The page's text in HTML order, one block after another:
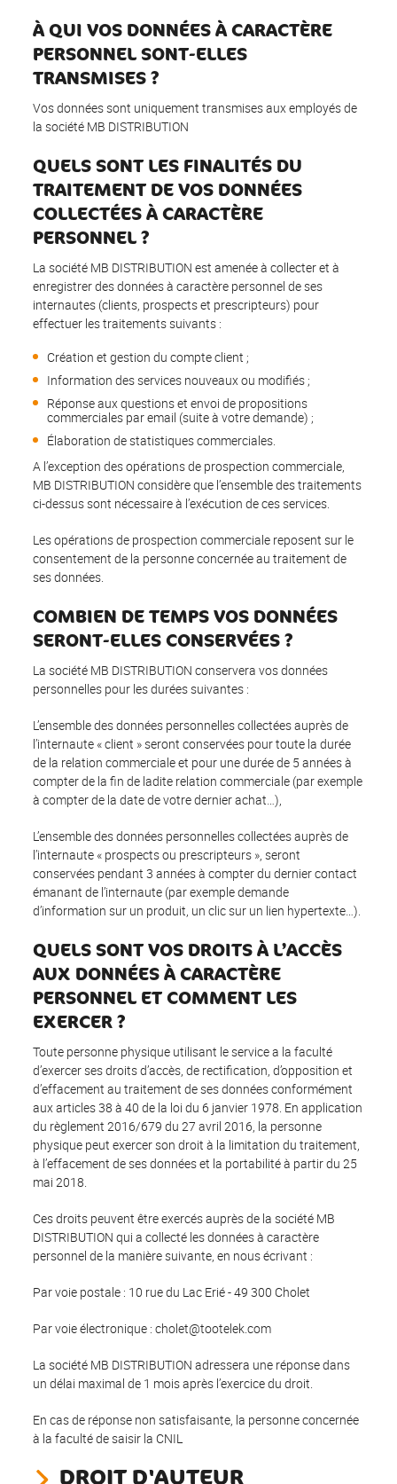
À QUI VOS DONNÉES À CARACTÈRE
PERSONNEL SONT-ELLES
TRANSMISES ?
Vos données sont uniquement transmises aux employés de
la société MB DISTRIBUTION
QUELS SONT LES FINALITÉS DU
TRAITEMENT DE VOS DONNÉES
COLLECTÉES À CARACTÈRE
PERSONNEL ?
La société MB DISTRIBUTION est amenée à collecter et à
enregistrer des données à caractère personnel de ses
internautes (clients, prospects et prescripteurs) pour
effectuer les traitements suivants :
Création et gestion du compte client ;
Information des services nouveaux ou modifiés ;
Réponse aux questions et envoi de propositions
commerciales par email (suite à votre demande) ;
Élaboration de statistiques commerciales.
A l’exception des opérations de prospection commerciale,
MB DISTRIBUTION considère que l’ensemble des traitements
ci-dessus sont nécessaire à l’exécution de ces services.
Les opérations de prospection commerciale reposent sur le
consentement de la personne concernée au traitement de
ses données.
COMBIEN DE TEMPS VOS DONNÉES
SERONT-ELLES CONSERVÉES ?
La société MB DISTRIBUTION conservera vos données
personnelles pour les durées suivantes :
L’ensemble des données personnelles collectées auprès de
l’internaute « client » seront conservées pour toute la durée
de la relation commerciale et pour une durée de 5 années à
compter de la fin de ladite relation commerciale (par exemple
à compter de la date de votre dernier achat…),
L’ensemble des données personnelles collectées auprès de
l’internaute « prospects ou prescripteurs », seront
conservées pendant 3 années à compter du dernier contact
émanant de l’internaute (par exemple demande
d’information sur un produit, un clic sur un lien hypertexte…).
QUELS SONT VOS DROITS À L’ACCÈS
AUX DONNÉES À CARACTÈRE
PERSONNEL ET COMMENT LES
EXERCER ?
Toute personne physique utilisant le service a la faculté
d’exercer ses droits d’accès, de rectification, d’opposition et
d’effacement au traitement de ses données conformément
aux articles 38 à 40 de la loi du 6 janvier 1978. En application
du règlement 2016/679 du 27 avril 2016, la personne
physique peut exercer son droit à la limitation du traitement,
à l’effacement de ses données et la portabilité à partir du 25
mai 2018.
Ces droits peuvent être exercés auprès de la société MB
DISTRIBUTION qui a collecté les données à caractère
personnel de la manière suivante, en nous écrivant :
Par voie postale : 10 rue du Lac Erié - 49 300 Cholet
Par voie électronique : cholet@tootelek.com
La société MB DISTRIBUTION adressera une réponse dans
un délai maximal de 1 mois après l’exercice du droit.
En cas de réponse non satisfaisante, la personne concernée
à la faculté de saisir la CNIL
DROIT D'AUTEUR